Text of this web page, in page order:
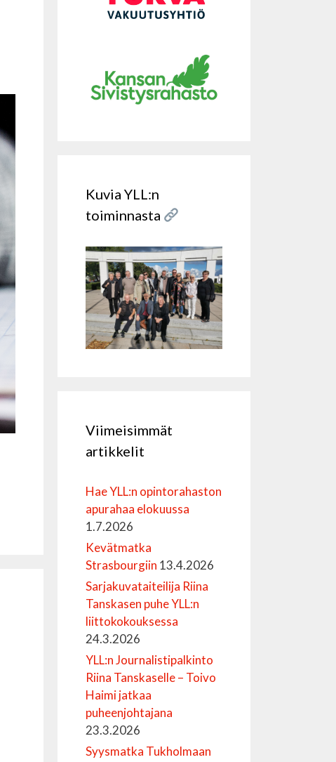
Kuvia YLL:n
toiminnasta
Viimeisimmät
artikkelit
Hae YLL:n opintorahaston
apurahaa elokuussa
1.7.2026
Kevätmatka
Strasbourgiin 13.4.2026
Sarjakuvataiteilija Riina
Tanskasen puhe YLL:n
liittokokouksessa
24.3.2026
YLL:n Journalistipalkinto
Riina Tanskaselle – Toivo
Haimi jatkaa
puheenjohtajana
23.3.2026
Syysmatka Tukholmaan